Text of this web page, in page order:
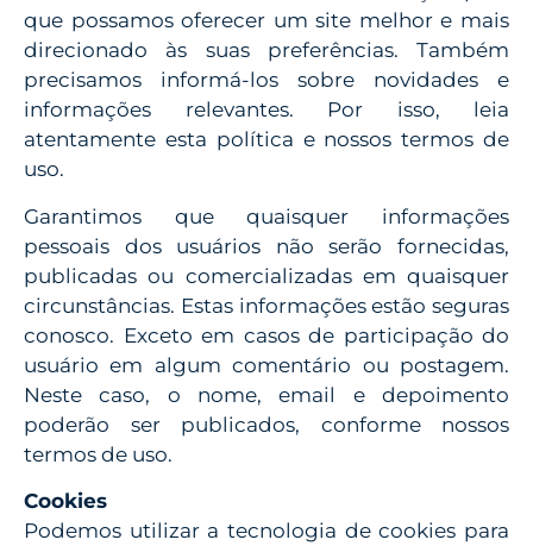
que possamos oferecer um site melhor e mais
direcionado às suas preferências. Também
precisamos informá-los sobre novidades e
informações relevantes. Por isso, leia
atentamente esta política e nossos termos de
uso.
Garantimos que quaisquer informações
pessoais dos usuários não serão fornecidas,
publicadas ou comercializadas em quaisquer
circunstâncias. Estas informações estão seguras
conosco. Exceto em casos de participação do
usuário em algum comentário ou postagem.
Neste caso, o nome, email e depoimento
poderão ser publicados, conforme nossos
termos de uso.
Cookies
Podemos utilizar a tecnologia de cookies para